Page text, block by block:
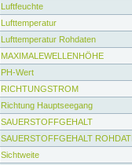
Luftfeuchte
Lufttemperatur
Lufttemperatur Rohdaten
MAXIMALEWELLENHÖHE
PH-Wert
RICHTUNGSTROM
Richtung Hauptseegang
SAUERSTOFFGEHALT
SAUERSTOFFGEHALT
Sichtweite